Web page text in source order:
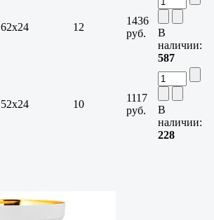
62х24 12
1436
руб.
В
наличии:
587
52х24 10
1117
руб.
В
наличии:
228